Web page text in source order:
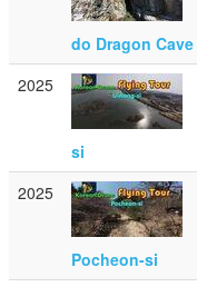
do Dragon Cave
2025
si
2025
Pocheon-si